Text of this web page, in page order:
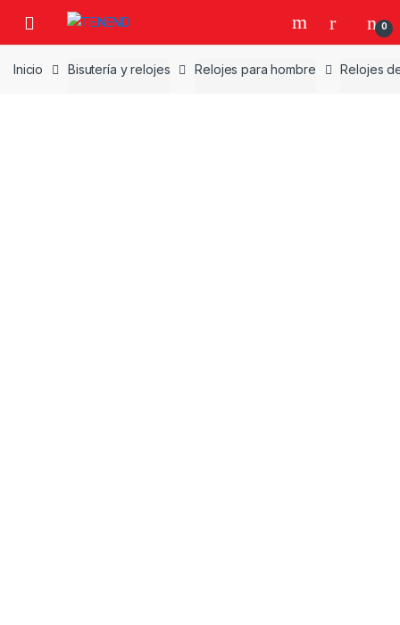
navigation
content
0
Inicio Bisutería y relojes Relojes para hombre Relojes